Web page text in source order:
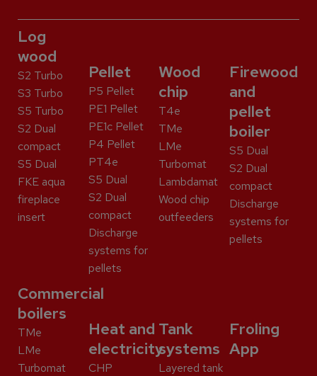
Log
wood
S2 Turbo
S3 Turbo
S5 Turbo
S2 Dual
compact
S5 Dual
FKE aqua
fireplace
insert
Pellet
P5 Pellet
PE1 Pellet
PE1c Pellet
P4 Pellet
PT4e
S5 Dual
S2 Dual
compact
Discharge
systems for
pellets
Wood
chip
T4e
TMe
LMe
Turbomat
Lambdamat
Wood chip
outfeeders
Firewood
and
pellet
boiler
S5 Dual
S2 Dual
compact
Discharge
systems for
pellets
Commercial
boilers
TMe
LMe
Turbomat
Heat and
electricity
CHP
Tank
systems
Layered tank
Froling
App